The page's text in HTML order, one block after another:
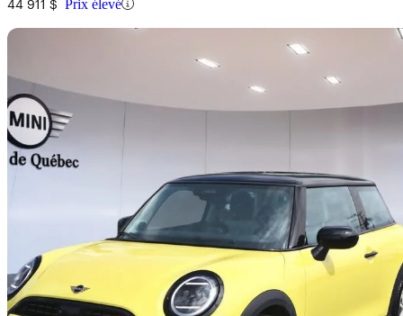
44 911 $ Prix élevé
2025 MINI Cooper